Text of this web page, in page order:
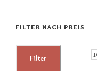
FILTER NACH PREIS
M
Filter